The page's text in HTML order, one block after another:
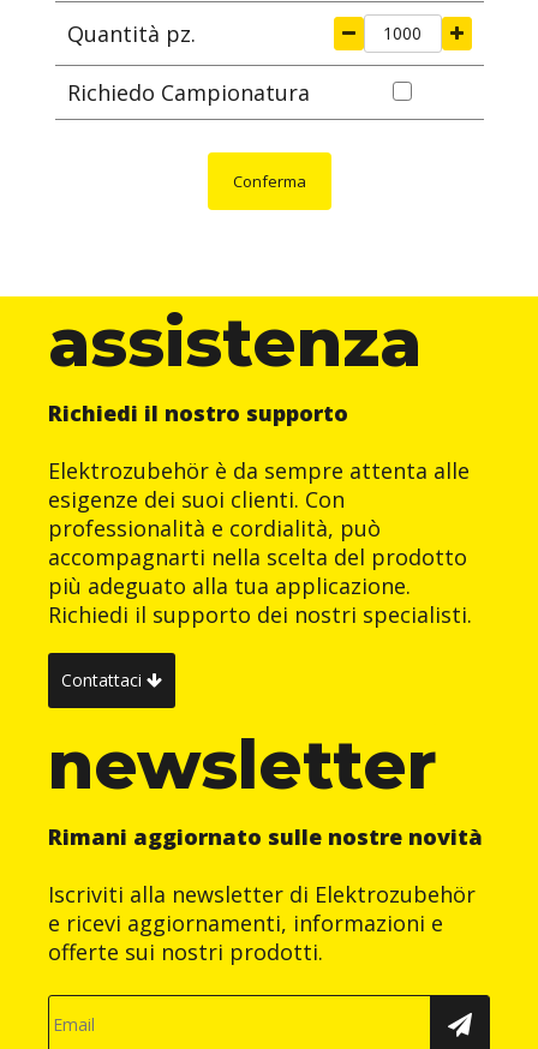
Quantità pz.
Richiedo Campionatura
Conferma
assistenza
Richiedi il nostro supporto
Elektrozubehör è da sempre attenta alle
esigenze dei suoi clienti. Con
professionalità e cordialità, può
accompagnarti nella scelta del prodotto
più adeguato alla tua applicazione.
Richiedi il supporto dei nostri specialisti.
Contattaci
newsletter
Rimani aggiornato sulle nostre novità
Iscriviti alla newsletter di Elektrozubehör
e ricevi aggiornamenti, informazioni e
offerte sui nostri prodotti.